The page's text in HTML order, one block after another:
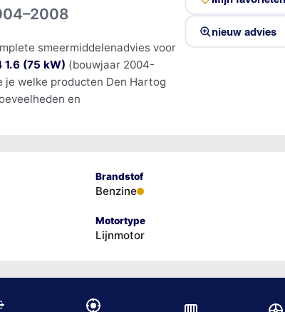
smeermiddelenadvies voor
1.6 (75 kW) (bouwjaar 2004-
je welke producten Den Hartog
en
nieuw advies
Brandstof
Benzine
Motortype
Lijnmotor